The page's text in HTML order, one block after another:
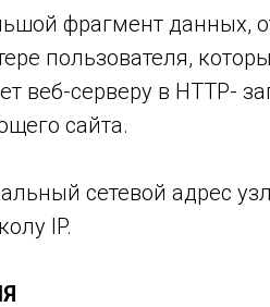
фрагмент данных,
пользователя,
веб-серверу в HTTP-
сайта.
сетевой адрес
IP.